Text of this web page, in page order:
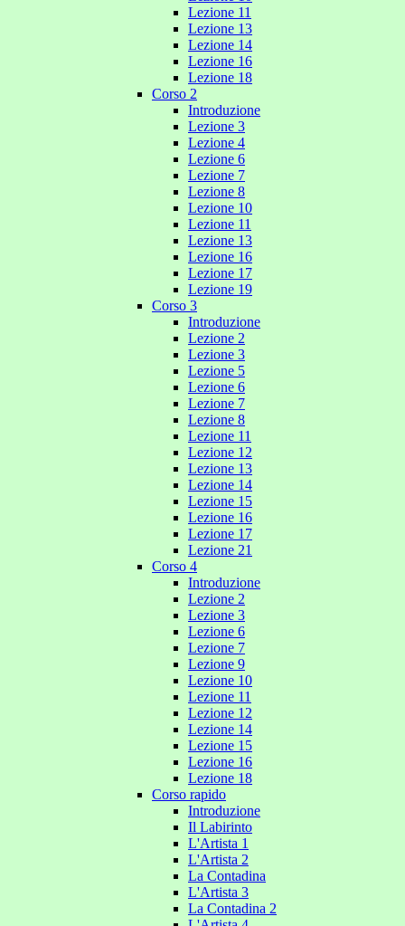
Lezione 11
Lezione 13
Lezione 14
Lezione 16
Lezione 18
Corso 2
Introduzione
Lezione 3
Lezione 4
Lezione 6
Lezione 7
Lezione 8
Lezione 10
Lezione 11
Lezione 13
Lezione 16
Lezione 17
Lezione 19
Corso 3
Introduzione
Lezione 2
Lezione 3
Lezione 5
Lezione 6
Lezione 7
Lezione 8
Lezione 11
Lezione 12
Lezione 13
Lezione 14
Lezione 15
Lezione 16
Lezione 17
Lezione 21
Corso 4
Introduzione
Lezione 2
Lezione 3
Lezione 6
Lezione 7
Lezione 9
Lezione 10
Lezione 11
Lezione 12
Lezione 14
Lezione 15
Lezione 16
Lezione 18
Corso rapido
Introduzione
Il Labirinto
L'Artista 1
L'Artista 2
La Contadina
L'Artista 3
La Contadina 2